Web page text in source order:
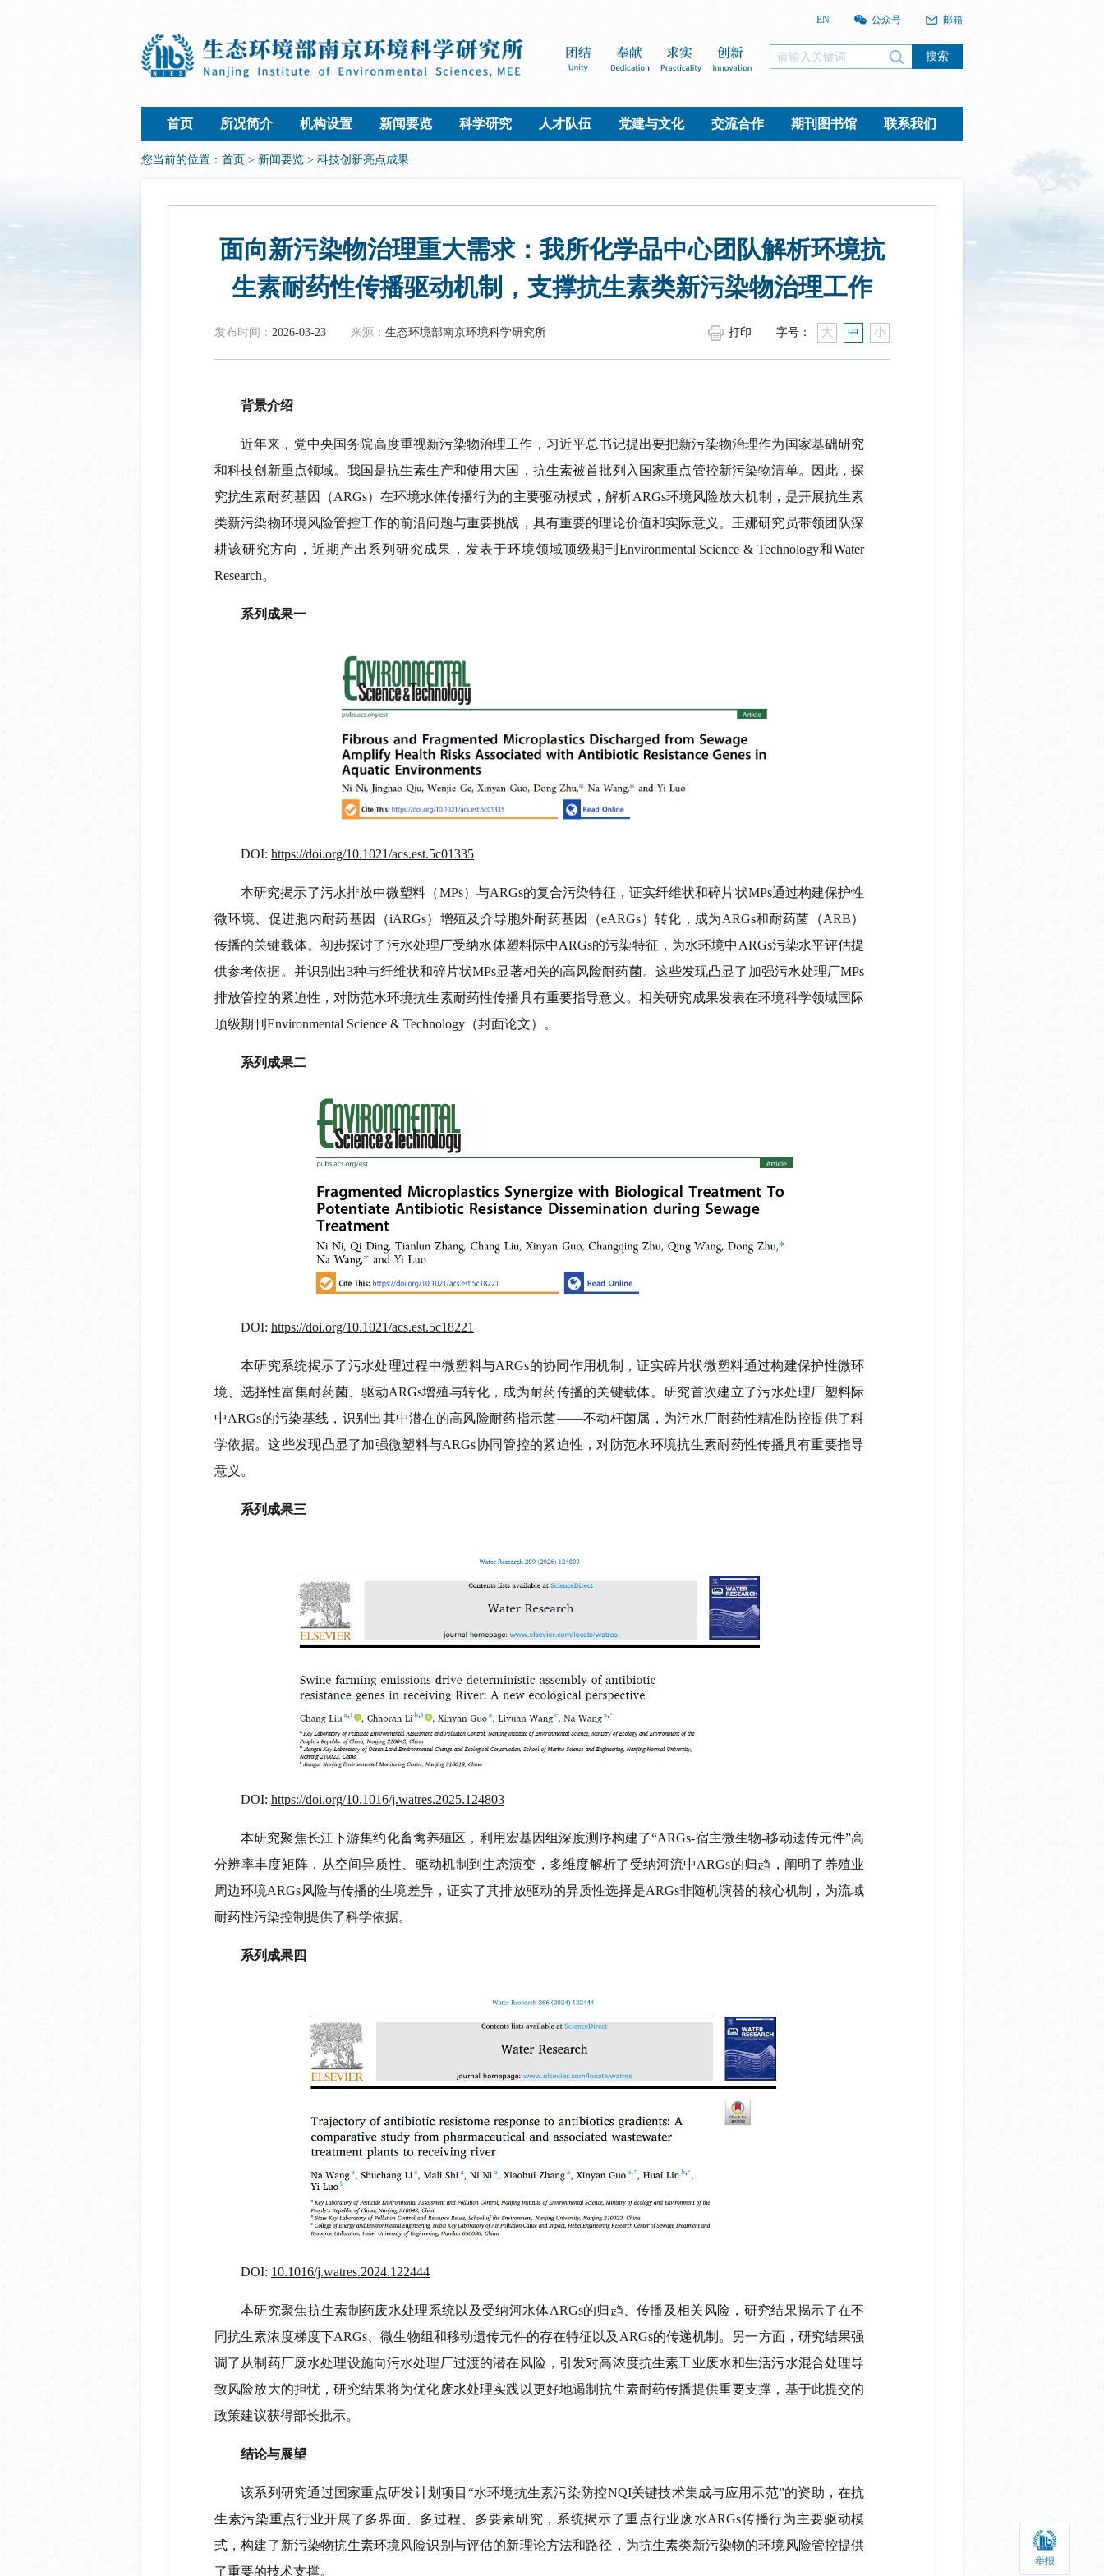
EN 公众号 邮箱
搜索
首页 所况简介 机构设置 新闻要览 科学研究 人才队伍 党建与文化 交流合作 期刊图书馆 联系我们
您当前的位置： 首页 > 新闻要览 > 科技创新亮点成果
面向新污染物治理重大需求：我所化学品中心团队解析环境抗
生素耐药性传播驱动机制，支撑抗生素类新污染物治理工作
发布时间： 2026-03-23 来源： 生态环境部南京环境科学研究所 字号： 大 中 小
打印
背景介绍
近年来，党中央国务院高度重视新污染物治理工作，习近平总书记提出要把新污染物治理作为国家基础研究
和科技创新重点领域。我国是抗生素生产和使用大国，抗生素被首批列入国家重点管控新污染物清单。因此，探
究抗生素耐药基因（ARGs）在环境水体传播行为的主要驱动模式，解析ARGs环境风险放大机制，是开展抗生素
类新污染物环境风险管控工作的前沿问题与重要挑战，具有重要的理论价值和实际意义。 王娜研究员带领团队深
耕该研究方向，近期产出系列研究成果，发表于环境领域顶级期刊 Environmental Science & Technology和Water
Research。
系列成果一
DOI: https://doi.org/10.1021/acs.est.5c01335
本研究揭示了污水排放中微塑料（MPs）与ARGs的复合污染特征，证实纤维状和碎片状MPs通过构建保护性
微环境、促进胞内耐药基因（iARGs）增殖及介导胞外耐药基因（eARGs）转化，成为ARGs和耐药菌（ARB）
传播的关键载体。初步探讨了污水处理厂受纳水体塑料际中ARGs的污染特征，为水环境中 ARGs污染水平评估提
供参考依据。并识别出3种与纤维状和碎片状MPs显著相关的高风险耐药菌。这些发现凸显了加强污水处理厂MPs
排放管控的紧迫性，对防范水环境抗生素耐药性传播具有重要指导意义。相关研究成果发表在环境科学领域国际
顶级期刊 Environmental Science & Technology （封面论文）。
系列成果二
DOI: https://doi.org/10.1021/acs.est.5c18221
本研究系统揭示了污水处理过程中微塑料与ARGs的协同作用机制，证实碎片状微塑料通过构建保护性微环
境、选择性富集耐药菌、驱动ARGs增殖与转化，成为耐药传播的关键载体。研究首次建立了污水处理厂塑料际
中ARGs的污染基线，识别出其中潜在的高风险耐药指示菌——不动杆菌属，为污水厂耐药性精准防控提供了科
学依据。这些发现凸显了加强微塑料与ARGs协同管控的紧迫性，对防范水环境抗生素耐药性传播具有重要指导
意义。
系列成果三
DOI: https://doi.org/10.1016/j.watres.2025.124803
本研究聚焦长江下游集约化畜禽养殖区，利用宏基因组深度测序构建了“ARGs-宿主微生物-移动遗传元件”高
分辨率丰度矩阵，从空间异质性、驱动机制到生态演变，多维度解析了受纳河流中ARGs的归趋，阐明了养殖业
周边环境ARGs风险与传播的生境差异，证实了其排放驱动的异质性选择是ARGs非随机演替的核心机制，为流域
耐药性污染控制提供了科学依据。
系列成果四
DOI: 10.1016/j.watres.2024.122444
本研究聚焦抗生素制药废水处理系统以及受纳河水体ARGs的归趋、传播及相关风险，研究结果揭示了在不
同抗生素浓度梯度下ARGs 、微生物组和移动遗传元件的存在特征以及 ARGs的传递机制。另一方面，研究结果强
调了从制药厂废水处理设施向污水处理厂过渡的潜在风险，引发对高浓度抗生素工业废水和生活污水混合处理导
致风险放大的担忧，研究结果将为优化废水处理实践以更好地遏制抗生素耐药传播提供重要支撑，基于此提交的
政策建议获得部长批示。
结论与展望
该系列研究通过国家重点研发计划项目 “水环境抗生素污染防控NQI关键技术集成与应用示范”的资助，在抗
生素污染重点行业开展了多界面、多过程 、多要素研究， 系统揭示了重点行业废水ARGs传播行为主要驱动模
式 ，构建了新污染物抗生素环境风险识别与评估的新理论方法和路径 ，为抗生素类新污染物的环境风险管控提供
了重要的技术支撑。
举报